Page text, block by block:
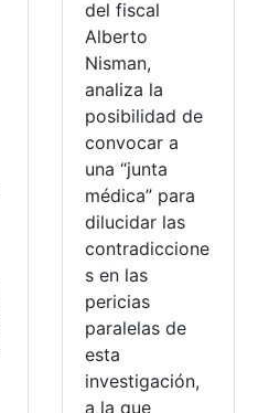
del fiscal
Alberto
Nisman,
analiza la
posibilidad de
convocar a
una “junta
médica” para
dilucidar las
contradiccione
s en las
pericias
paralelas de
esta
investigación,
a la que